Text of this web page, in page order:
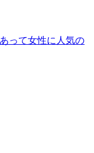
って女性に人気の